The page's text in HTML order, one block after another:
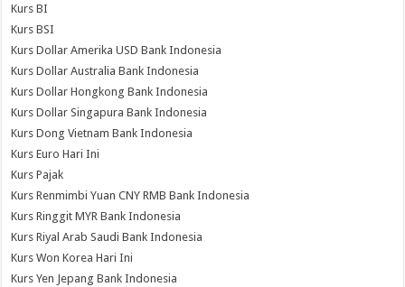
Kurs BI
Kurs BSI
Kurs Dollar Amerika USD Bank Indonesia
Kurs Dollar Australia Bank Indonesia
Kurs Dollar Hongkong Bank Indonesia
Kurs Dollar Singapura Bank Indonesia
Kurs Dong Vietnam Bank Indonesia
Kurs Euro Hari Ini
Kurs Pajak
Kurs Renmimbi Yuan CNY RMB Bank Indonesia
Kurs Ringgit MYR Bank Indonesia
Kurs Riyal Arab Saudi Bank Indonesia
Kurs Won Korea Hari Ini
Kurs Yen Jepang Bank Indonesia